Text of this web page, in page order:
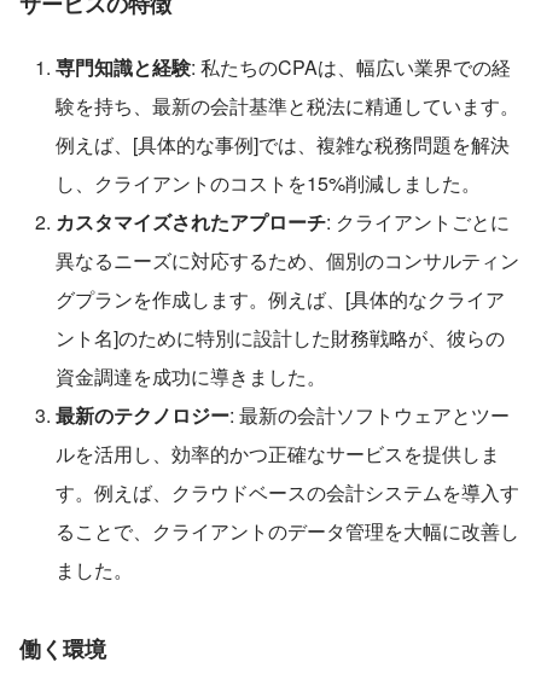
専門知識と経験: 私たちのCPAは、幅広い業界での経
験を持ち、最新の会計基準と税法に精通しています。
例えば、[具体的な事例]では、複雑な税務問題を解決
し、クライアントのコストを15%削減しました。
カスタマイズされたアプローチ: クライアントごとに
異なるニーズに対応するため、個別のコンサルティン
グプランを作成します。例えば、[具体的なクライア
ント名]のために特別に設計した財務戦略が、彼らの
資金調達を成功に導きました。
最新のテクノロジー: 最新の会計ソフトウェアとツー
ルを活用し、効率的かつ正確なサービスを提供しま
す。例えば、クラウドベースの会計システムを導入す
ることで、クライアントのデータ管理を大幅に改善し
ました。
働く環境